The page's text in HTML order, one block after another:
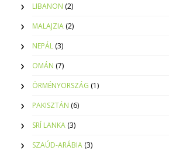
LIBANON (2)
MALAJZIA (2)
NEPÁL (3)
OMÁN (7)
ÖRMÉNYORSZÁG (1)
PAKISZTÁN (6)
SRÍ LANKA (3)
SZAÚD-ARÁBIA (3)